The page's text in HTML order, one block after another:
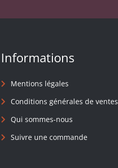
Informations
Mentions légales
Conditions générales de ventes
Qui sommes-nous
Suivre une commande